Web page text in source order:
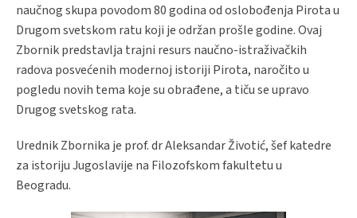
naučnog skupa povodom 80 godina od oslobođenja Pirota u
Drugom svetskom ratu koji je održan prošle godine. Ovaj
Zbornik predstavlja trajni resurs naučno-istraživačkih
radova posvećenih modernoj istoriji Pirota, naročito u
pogledu novih tema koje su obrađene, a tiču se upravo
Drugog svetskog rata.
Urednik Zbornika je prof. dr Aleksandar Životić, šef katedre
za istoriju Jugoslavije na Filozofskom fakultetu u
Beogradu.